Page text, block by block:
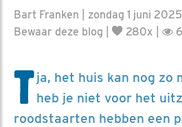
Bart Franken | zondag 1 juni 2025
Bewaar deze blog
280x |
Tja, het huis kan nog zo
heb je niet voor het
roodstaarten hebben een